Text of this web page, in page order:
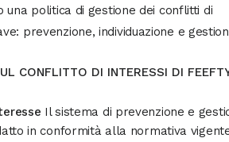
politica di gestione dei conflitti di
prevenzione, individuazione e
CONFLITTO DI INTERESSI DI
Il sistema di prevenzione e
in conformità alla normativa